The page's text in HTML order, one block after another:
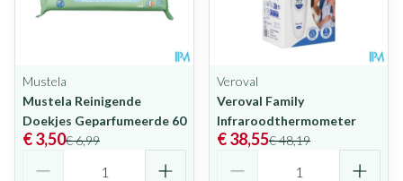
Mustela
Mustela Reinigende
Doekjes Geparfumeerde 60
€ 6,99
€ 3,50
Veroval
Veroval Family
Infraroodthermometer
€ 48,19
€ 38,55